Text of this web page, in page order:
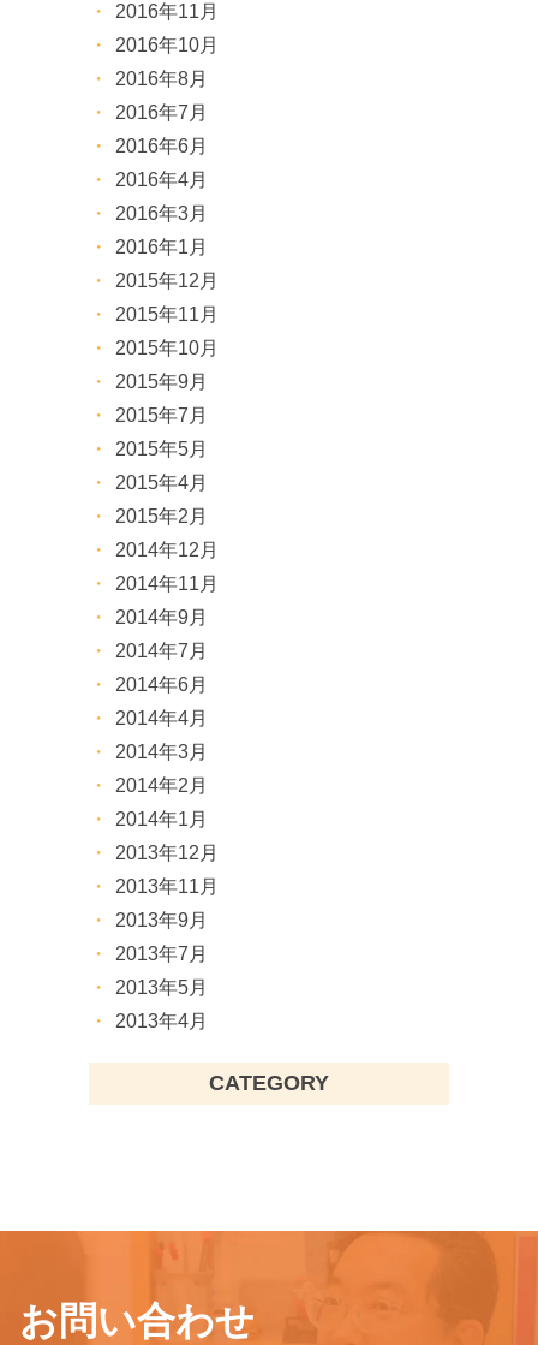
2016年11月
2016年10月
2016年8月
2016年7月
2016年6月
2016年4月
2016年3月
2016年1月
2015年12月
2015年11月
2015年10月
2015年9月
2015年7月
2015年5月
2015年4月
2015年2月
2014年12月
2014年11月
2014年9月
2014年7月
2014年6月
2014年4月
2014年3月
2014年2月
2014年1月
2013年12月
2013年11月
2013年9月
2013年7月
2013年5月
2013年4月
CATEGORY
お問い合わせ